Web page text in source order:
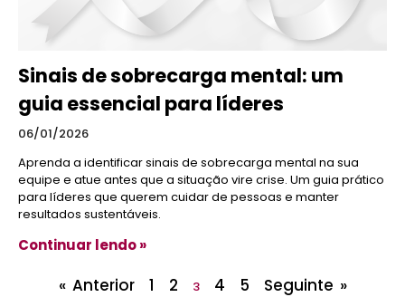
Sinais de sobrecarga mental: um
guia essencial para líderes
06/01/2026
Aprenda a identificar sinais de sobrecarga mental na sua
equipe e atue antes que a situação vire crise. Um guia prático
para líderes que querem cuidar de pessoas e manter
resultados sustentáveis.
Continuar lendo »
« Anterior 1 2 3 4 5 Seguinte »